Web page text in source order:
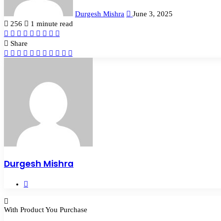
Durgesh Mishra
June 3, 2025
256
1 minute read
Facebook
Twitter
LinkedIn
Tumblr
Pinterest
Reddit
VKontakte
Odnoklassniki
Share
Facebook
Twitter
LinkedIn
Tumblr
Pinterest
Reddit
VKontakte
Odnoklassniki
Pocket
Share
via
Durgesh Mishra
With Product You Purchase